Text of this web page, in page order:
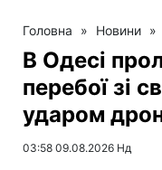
Головна » Новини »
В Одесі
перебої зі
ударом
03:58 09.08.2026 Нд